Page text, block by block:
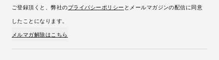
ご登録頂くと、弊社のプライバシーポリシー とメールマガジンの配信に同意
したことになります。
メルマガ解除はこちら